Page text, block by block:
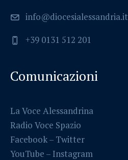
info@diocesialessandria.it
+39 0131 512 201
Comunicazioni
La Voce Alessandrina
Radio Voce Spazio
Facebook– Twitter
YouTube – Instagram